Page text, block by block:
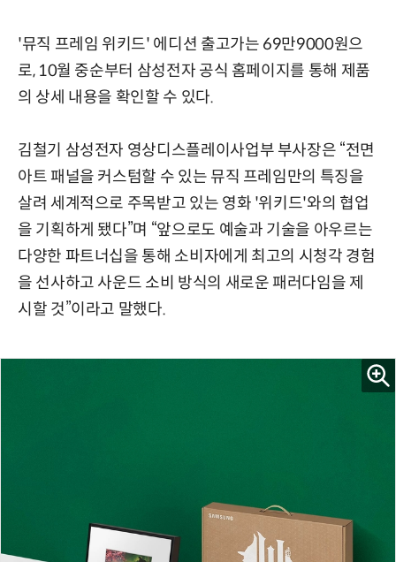
'뮤직 프레임 위키드' 에디션 출고가는 69만9000원으
로, 10월 중순부터 삼성전자 공식 홈페이지를 통해 제품
의 상세 내용을 확인할 수 있다.
김철기 삼성전자 영상디스플레이사업부 부사장은 “전면
아트 패널을 커스텀할 수 있는 뮤직 프레임만의 특징을
살려 세계적으로 주목받고 있는 영화 '위키드'와의 협업
을 기획하게 됐다”며 “앞으로도 예술과 기술을 아우르는
다양한 파트너십을 통해 소비자에게 최고의 시청각 경험
을 선사하고 사운드 소비 방식의 새로운 패러다임을 제
시할 것”이라고 말했다.